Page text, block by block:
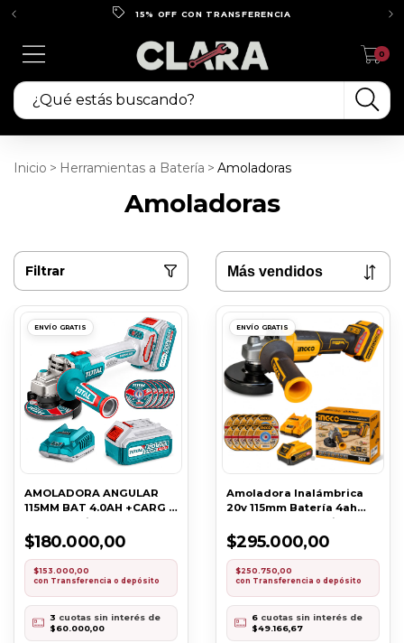
15% OFF CON TRANSFERENCIA
0
Inicio > Herramientas a Batería > Amoladoras
Amoladoras
Filtrar
ENVÍO GRATIS
AMOLADORA ANGULAR
115MM BAT 4.0AH +CARG +
DISCO (No incluye
maletín)
$180.000,00
$153.000,00
con Transferencia o depósito
3 cuotas sin interés de
$60.000,00
ENVÍO GRATIS
Amoladora Inalámbrica
20v 115mm Batería 4ah
Cargador Ingco (Sin
maletín)
$295.000,00
$250.750,00
con Transferencia o depósito
6 cuotas sin interés de
$49.166,67